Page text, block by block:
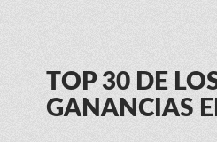
TOP 30 DE
GANANCIAS